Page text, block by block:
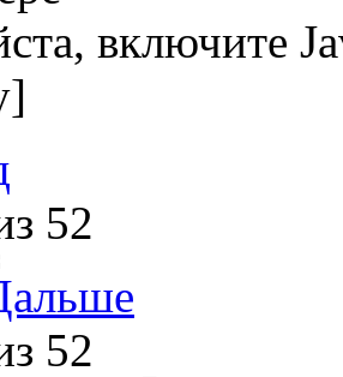
включите
52
52